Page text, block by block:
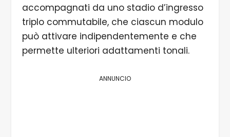
accompagnati da uno stadio d’ingresso
triplo commutabile, che ciascun modulo
può attivare indipendentemente e che
permette ulteriori adattamenti tonali.
ANNUNCIO